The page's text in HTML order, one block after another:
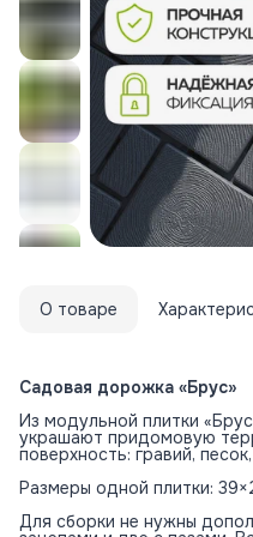
О товаре
Садовая дорожка «Брус»
Из модульной плитки
украшают придомовую
поверхность: гравий,
Размеры одной плитки:
Для сборки не нужны